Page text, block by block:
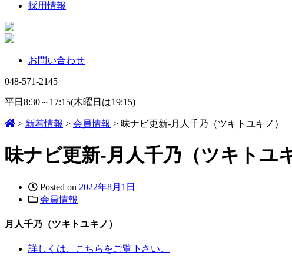
採用情報
お問い合わせ
048-571-2145
平日8:30～17:15(木曜日は19:15)
> 新着情報 > 会員情報 > 味ナビ更新-月人千乃（ツキトユキノ）
味ナビ更新-月人千乃（ツキトユ
Posted on 2022年8月1日
会員情報
月人千乃（ツキトユキノ）
詳しくは、こちらをご覧下さい。